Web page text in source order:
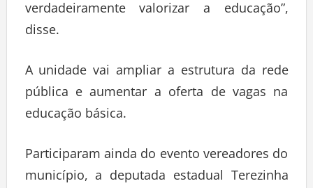
verdadeiramente valorizar a educação”,
disse.
A unidade vai ampliar a estrutura da rede
pública e aumentar a oferta de vagas na
educação básica.
Participaram ainda do evento vereadores do
município, a deputada estadual Terezinha